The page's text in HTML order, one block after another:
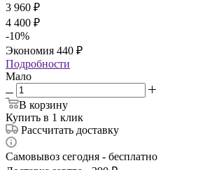
3 960 ₽
4 400 ₽
-10%
Экономия 440 ₽
Подробности
Мало
В корзину
Купить в 1 клик
Рассчитать доставку
Самовывоз сегодня - бесплатно